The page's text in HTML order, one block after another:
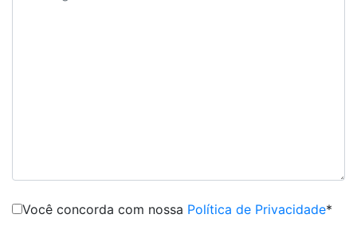
Você concorda com nossa Política de Privacidade*